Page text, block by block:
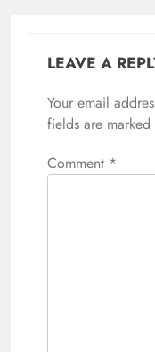
LEAVE A
Your email
fields are marked
Comment *